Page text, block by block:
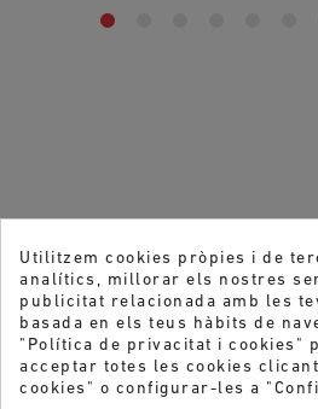
Utilitzem cookies pròpies i de
analítics, millorar els nostres
publicitat relacionada amb les
basada en els teus hàbits de
"Política de privacitat i cookies"
acceptar totes les cookies
cookies" o configurar-les a